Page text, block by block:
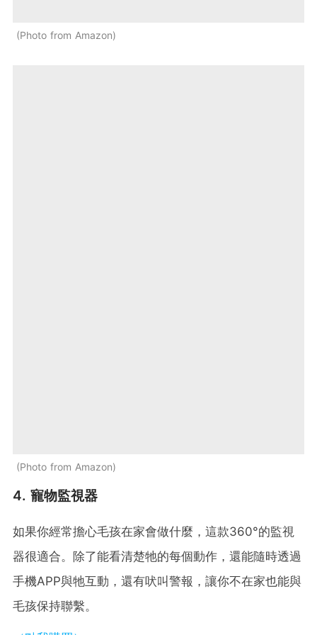
Photo from Amazon
Photo from Amazon
4. 寵物監視器
如果你經常擔心毛孩在家會做什麼，這款360°的監視
器很適合。除了能看清楚牠的每個動作，還能隨時透過
手機APP與牠互動，還有吠叫警報，讓你不在家也能與
毛孩保持聯繫。